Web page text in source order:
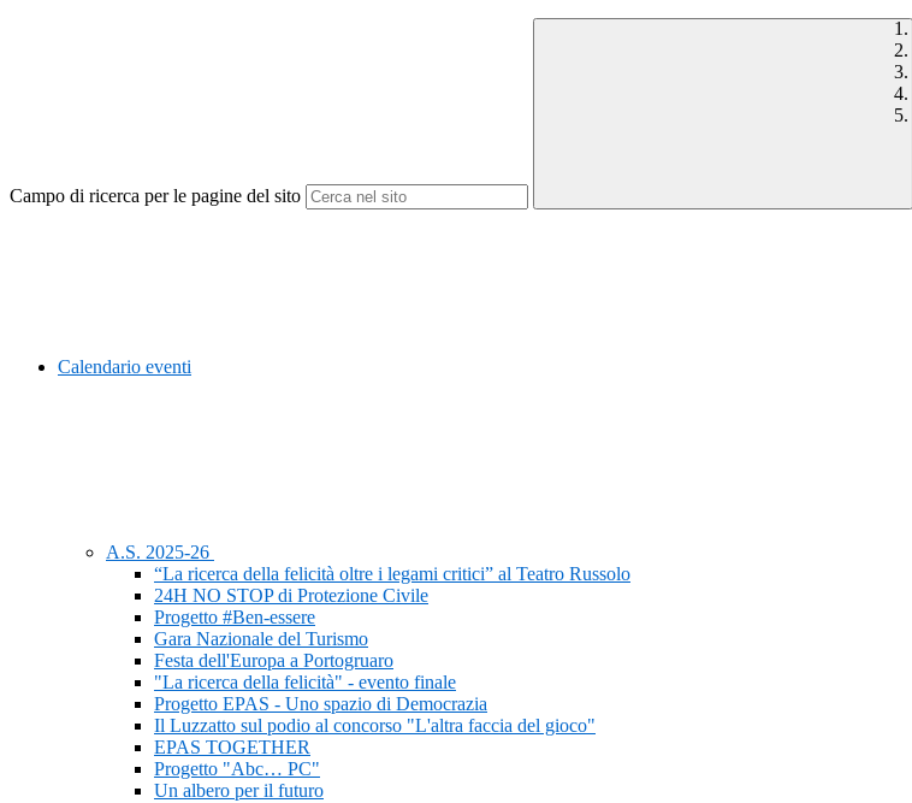
Campo di ricerca per le pagine del sito
Calendario eventi
A.S. 2025-26
“La ricerca della felicità oltre i legami critici” al Teatro Russolo
24H NO STOP di Protezione Civile
Progetto #Ben-essere
Gara Nazionale del Turismo
Festa dell'Europa a Portogruaro
"La ricerca della felicità" - evento finale
Progetto EPAS - Uno spazio di Democrazia
Il Luzzatto sul podio al concorso "L'altra faccia del gioco"
EPAS TOGETHER
Progetto "Abc… PC"
Un albero per il futuro